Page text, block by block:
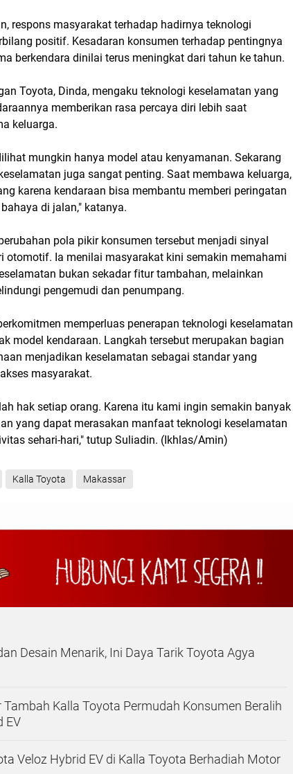
respons masyarakat terhadap hadirnya teknologi
positif. Kesadaran konsumen terhadap pentingnya
berkendara dinilai terus meningkat dari tahun ke tahun.
Toyota, Dinda, mengaku teknologi keselamatan yang
memberikan rasa percaya diri lebih saat
keluarga.
mungkin hanya model atau kenyamanan. Sekarang
juga sangat penting. Saat membawa keluarga,
karena kendaraan bisa membantu memberi peringatan
di jalan," katanya.
pola pikir konsumen tersebut menjadi sinyal
otomotif. Ia menilai masyarakat kini semakin memahami
bukan sekadar fitur tambahan, melainkan
pengemudi dan penumpang.
memperluas penerapan teknologi keselamatan
model kendaraan. Langkah tersebut merupakan bagian
menjadikan keselamatan sebagai standar yang
masyarakat.
hak setiap orang. Karena itu kami ingin semakin banyak
yang dapat merasakan manfaat teknologi keselamatan
sehari-hari," tutup Suliadin. (Ikhlas/Amin)
Kalla Toyota Makassar
Desain Menarik, Ini Daya Tarik Toyota Agya
Tambah Kalla Toyota Permudah Konsumen Beralih
EV
Veloz Hybrid EV di Kalla Toyota Berhadiah Motor